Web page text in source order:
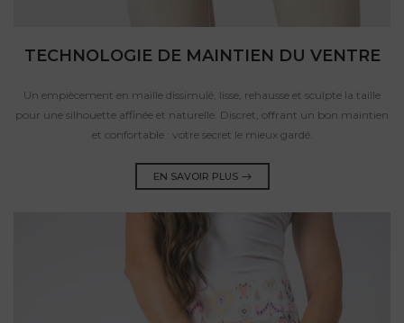
TECHNOLOGIE DE MAINTIEN DU VENTRE
Un empiècement en maille dissimulé, lisse, rehausse et sculpte la taille
pour une silhouette affinée et naturelle. Discret, offrant un bon maintien
et confortable : votre secret le mieux gardé.
EN SAVOIR PLUS